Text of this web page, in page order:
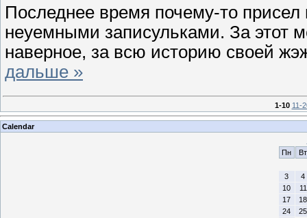
Последнее время почему-то
неуемными записульками. За этот
наверное, за всю историю своей
дальше »
1-10 11-
Calendar
Пн
Вт
3
4
10
11
17
18
24
25